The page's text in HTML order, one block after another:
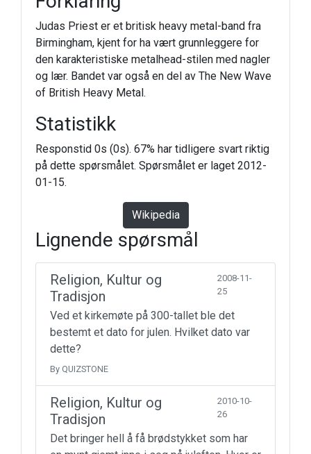
Judas Priest er et britisk heavy metal-band fra
Birmingham, kjent for ha vært grunnleggere for
den karakteristiske metalhead-stilen med nagler
og lær. Bandet var også en del av The New Wave
of British Heavy Metal.
Statistikk
Responstid 0s (0s). 67% har tidligere svart riktig
på dette spørsmålet. Spørsmålet er laget 2012-
01-15.
Wikipedia
Lignende spørsmål
Religion, Kultur og
Tradisjon
2008-11-
25
Ved et kirkemøte på 300-tallet ble det
bestemt et dato for julen. Hvilket dato var
dette?
By QUIZSTONE
Religion, Kultur og
Tradisjon
2010-10-
26
Det bringer hell å få brødstykket som har